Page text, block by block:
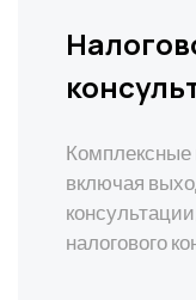
Комплексные
включая
налогового